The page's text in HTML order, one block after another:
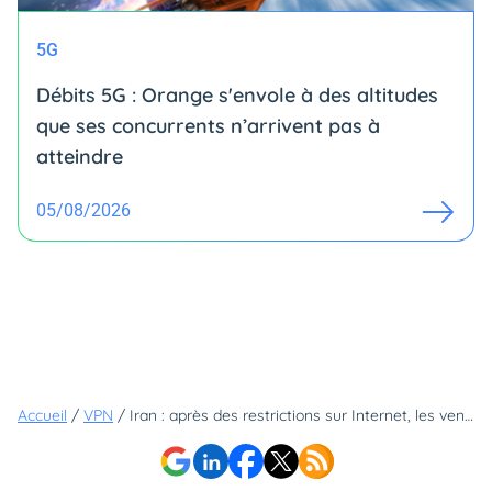
5G
Débits 5G : Orange s'envole à des altitudes
que ses concurrents n’arrivent pas à
atteindre
05/08/2026
Accueil / VPN / Iran : après des restrictions sur Internet, les ventes de VPN augmentent de 700% dans le pays